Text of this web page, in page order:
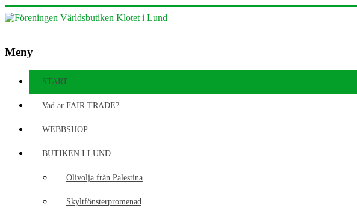
Hoppa
till
Föreningen
Världsbutiken
Klotet
Lund
Meny
START
Vad är FAIR TRADE?
WEBBSHOP
BUTIKEN I LUND
Olivolja från Palestina
Skyltfönsterpromenad